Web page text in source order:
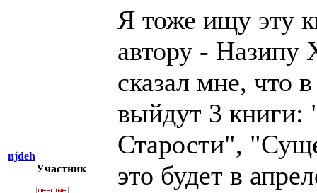
njdeh
Участник
Я тоже ищу эту
автору - Назипу
сказал мне, что
выйдут 3
Старости",
это будет в